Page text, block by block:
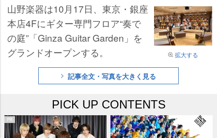
拡大する
山野楽器は10月17日、東京・銀座
本店4Fにギター専門フロア“奏で
の庭”「Ginza Guitar Garden」を
グランドオープンする。
記事全文・写真を大きく見る
PICK UP CONTENTS